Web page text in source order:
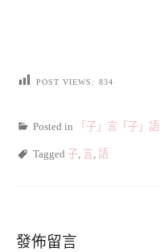
POST VIEWS: 834
Posted in 「子」言「子」語
Tagged 子, 言, 語
發佈留言